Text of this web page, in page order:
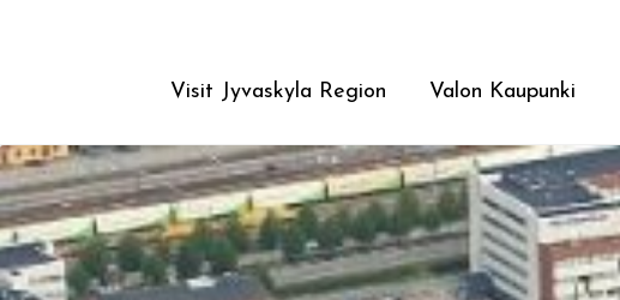
Visit Jyvaskyla Region Valon Kaupunki